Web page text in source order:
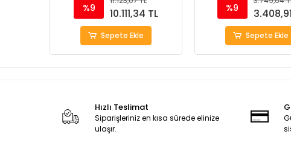
%9
10.111,34 TL
Sepete Ekle
%9
Sepete Ekle
Hızlı Teslimat
Siparişleriniz en kısa sürede elinize
ulaşır.